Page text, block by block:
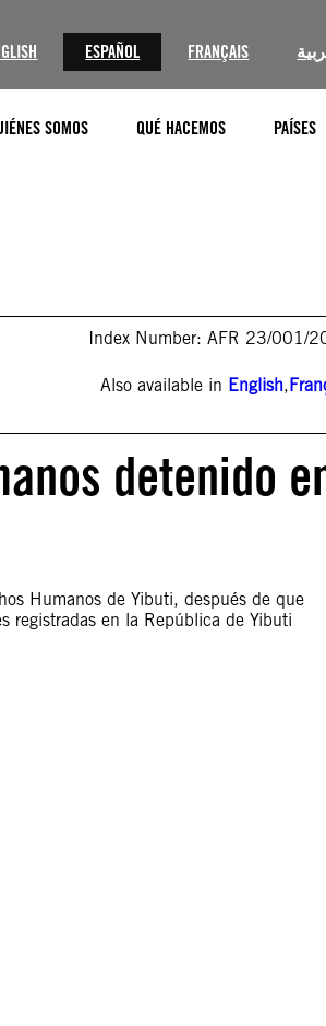
ESPAÑOL FRANÇAIS
SOMOS QUÉ HACEMOS PAÍSES
Index Number: AFR 23/001/
Also available in English,
detenido
Humanos de Yibuti, después de que
registradas en la República de Yibuti